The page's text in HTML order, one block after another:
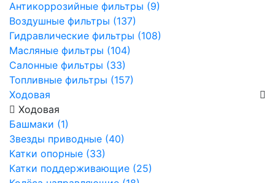
Антикоррозийные фильтры (9)
Воздушные фильтры (137)
Гидравлические фильтры (108)
Масляные фильтры (104)
Салонные фильтры (33)
Топливные фильтры (157)
Ходовая
Ходовая
Башмаки (1)
Звезды приводные (40)
Катки опорные (33)
Катки поддерживающие (25)